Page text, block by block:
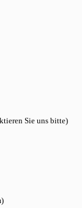
Sie uns bitte)